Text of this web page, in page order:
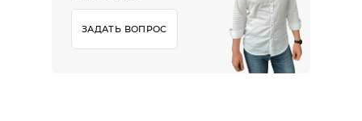
ЗАДАТЬ ВОПРОС